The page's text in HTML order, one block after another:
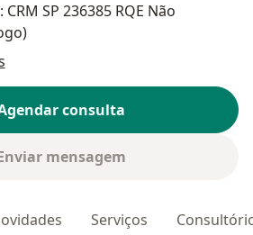
SP 236385 RQE Não
consulta
mensagem
Serviços